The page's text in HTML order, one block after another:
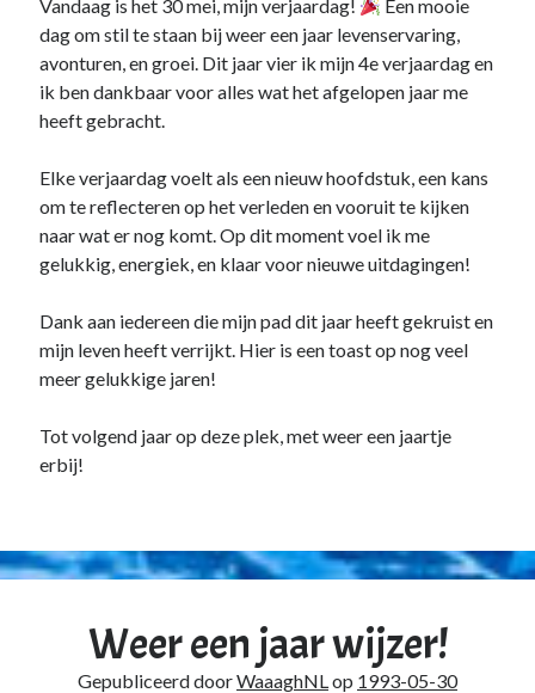
Vandaag is het 30 mei, mijn verjaardag!
Een mooie
dag om stil te staan bij weer een jaar levenservaring,
avonturen, en groei. Dit jaar vier ik mijn 4e verjaardag en
ik ben dankbaar voor alles wat het afgelopen jaar me
heeft gebracht.
Elke verjaardag voelt als een nieuw hoofdstuk, een kans
om te reflecteren op het verleden en vooruit te kijken
naar wat er nog komt. Op dit moment voel ik me
gelukkig, energiek, en klaar voor nieuwe uitdagingen!
Dank aan iedereen die mijn pad dit jaar heeft gekruist en
mijn leven heeft verrijkt. Hier is een toast op nog veel
meer gelukkige jaren!
Tot volgend jaar op deze plek, met weer een jaartje
erbij!
Weer een jaar wijzer!
Gepubliceerd doorWaaaghNLop 1993-05-30